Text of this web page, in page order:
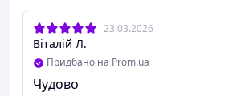
Тип застежки: Пластик
Довжина козирка:
23.03.2026
Віталій Л.
Придбано на Prom.ua
Чудово